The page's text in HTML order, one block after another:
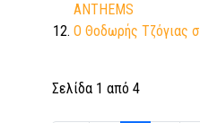
ANTHEMS
Ο Θοδωρής Τζόγιας
Σελίδα 1 από 4